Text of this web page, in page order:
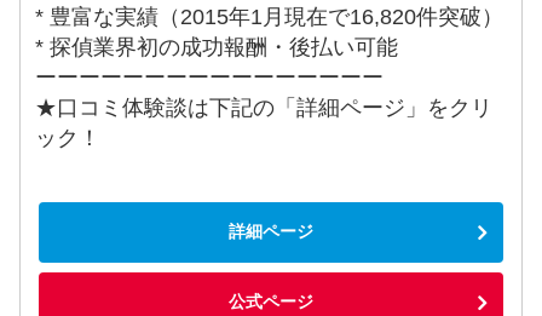
* 豊富な実績（2015年1月現在で16,820件突破）
* 探偵業界初の成功報酬・後払い可能
ーーーーーーーーーーーーーーーー
★口コミ体験談は下記の「詳細ページ」をクリ
ック！
詳細ページ
公式ページ